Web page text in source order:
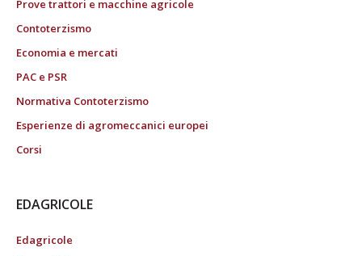
Prove trattori e macchine agricole
Contoterzismo
Economia e mercati
PAC e PSR
Normativa Contoterzismo
Esperienze di agromeccanici europei
Corsi
EDAGRICOLE
Edagricole